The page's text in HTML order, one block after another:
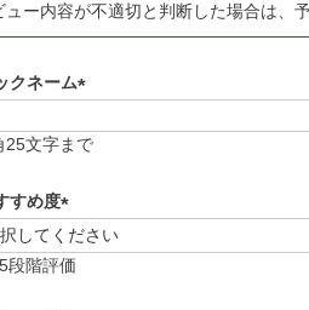
ュー内容が不適切と判断した場合は、
クネーム
必
25文字まで
すめ度
(
必
段階評価